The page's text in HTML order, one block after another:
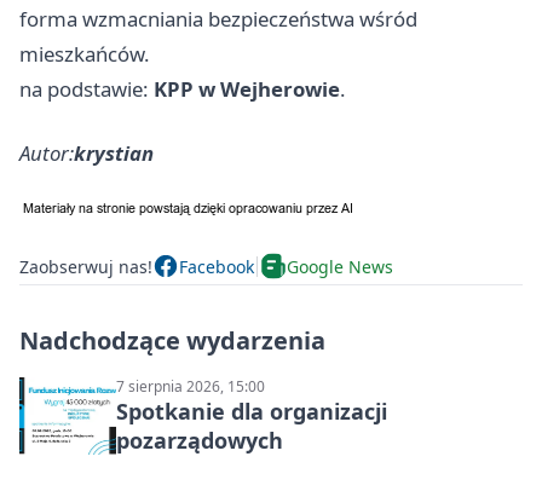
forma wzmacniania bezpieczeństwa wśród
mieszkańców.
na podstawie: KPP w Wejherowie.
Autor:krystian
Zaobserwuj nas! Facebook Google News
Nadchodzące wydarzenia
7 sierpnia 2026, 15:00
Spotkanie dla organizacji
pozarządowych